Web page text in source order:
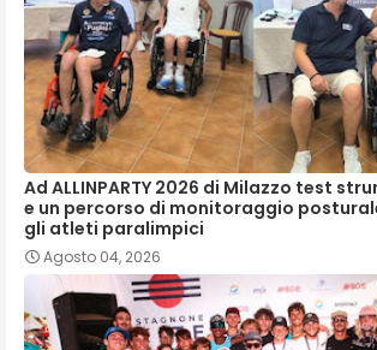
Ad ALLINPARTY 2026 di Milazzo test
e un percorso di monitoraggio
gli atleti paralimpici
Agosto 04, 2026